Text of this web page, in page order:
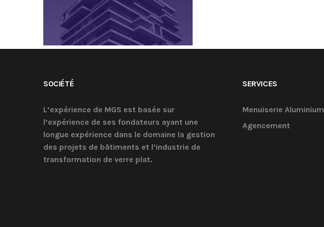
SOCIÉTÉ
L’expérience de MGS est basée sur
l’expérience de ses fondateurs ayant une
longue expérience dans le domaine la gestion
des projets de bâtiments et l’industrie de
transformation de verre plat.
SERVICES
Menuiserie Aluminium
Agencement